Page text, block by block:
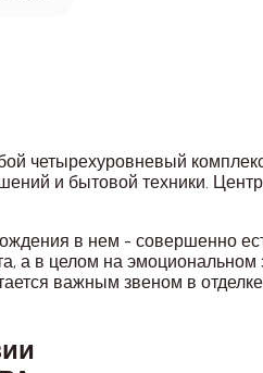
четырехуровневый
и бытовой техники.
в нем - совершенно
а в целом на
важным звеном в